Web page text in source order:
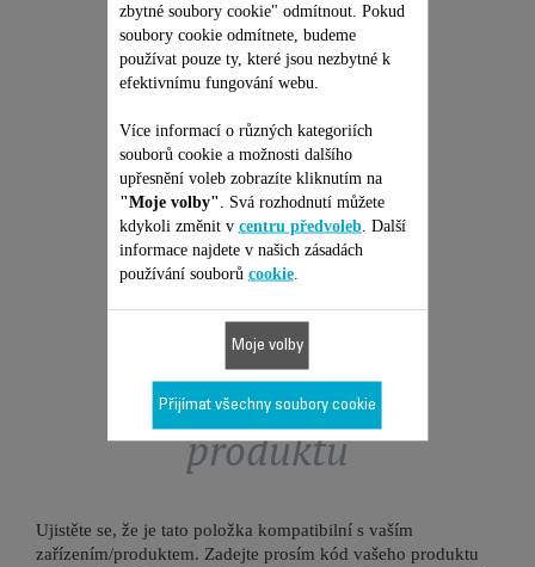
Dlouhodobá účinnost zastřižení
K dispozici na skladě.
273,00 Kč
Přidat do nákupního košíku
Je vhodné pro 1
produktů
Ujistěte se, že je tato položka kompatibilní s vaším
zařízením/produktem. Zadejte prosím kód vašeho produktu
zbytné soubory cookie" odmítnout. Pokud
soubory cookie odmítnete, budeme
používat pouze ty, které jsou nezbytné k
efektivnímu fungování webu.
Více informací o různých kategoriích
souborů cookie a možnosti dalšího
upřesnění voleb zobrazíte kliknutím na
"Moje volby" . Svá rozhodnutí můžete
kdykoli změnit v centru předvoleb. Další
informace najdete v našich zásadách
používání souborů cookie.
Moje volby
Přijímat všechny soubory cookie